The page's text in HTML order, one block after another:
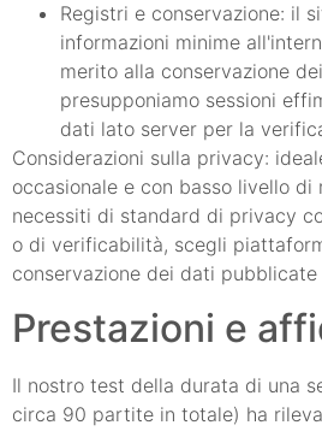
Registri e conservazione: il
informazioni minime
merito alla conservazione
presupponiamo sessioni
dati lato server per la
Considerazioni sulla privacy:
occasionale e con basso livello di
necessiti di standard di privacy
o di verificabilità, scegli
conservazione dei dati
Prestazioni e
Il nostro test della durata di una
circa 90 partite in totale) ha